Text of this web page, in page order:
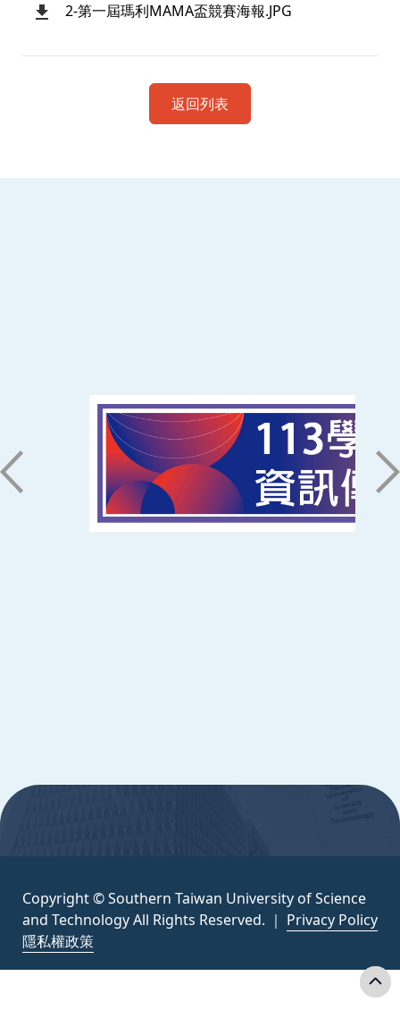
2-第一屆瑪利MAMA盃競賽海報.JPG
返回列表
71005 台南市永康區南台街一號
06-2533131 ext. 7101
ic@stust.edu.tw
辦公時間
Copyright © Southern Taiwan University of Science
and Technology All Rights Reserved. ｜ Privacy Policy
隱私權政策